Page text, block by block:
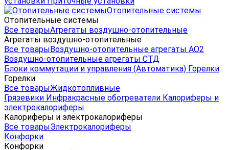
Отопительные системы
Отопительные системы
Все товарыАгрегаты воздушно-отопительные
Агрегаты воздушно-отопительные
Все товарыВоздушно-отопительные агрегаты АО2
Воздушно-отопительные агрегаты СТД
Блоки коммутации и управления (Автоматика) Горелки
Горелки
Все товарыЖидкотопливные
Грязевики Инфракрасные обогреватели Калориферы и
электрокалориферы
Калориферы и электрокалориферы
Все товарыЭлектрокалориферы
Конфорки
Конфорки